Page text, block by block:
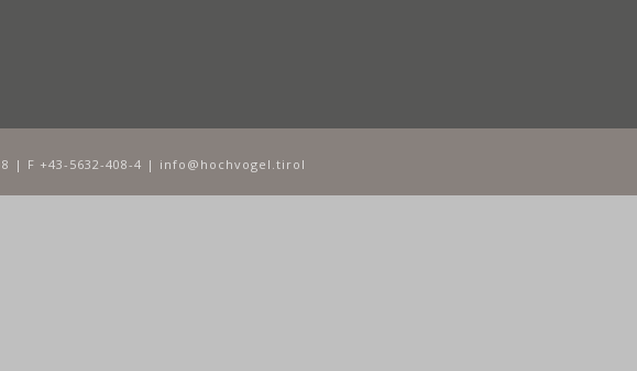
| F +43-5632-408-4 | info@hochvogel.tirol